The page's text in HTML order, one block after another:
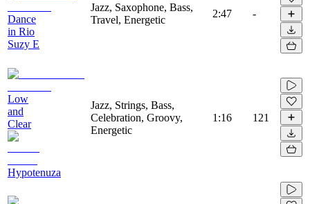
Dance
in Rio
Suzy E
Jazz, Saxophone, Bass,
Travel, Energetic
2:47 -
Low
and
Clear
Hypotenuza
Jazz, Strings, Bass,
Celebration, Groovy,
Energetic
1:16 121